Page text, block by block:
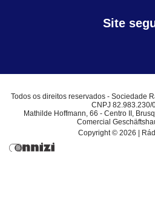
Site
Todos os direitos reservados - Sociedade
CNPJ 82.983.230/
Mathilde Hoffmann, 66 - Centro II,
Comercial
Copyright © 2026 |